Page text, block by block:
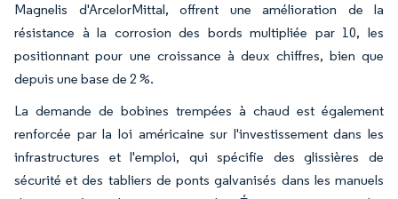
Magnelis d'ArcelorMittal, offrent une amélioration de la
résistance à la corrosion des bords multipliée par 10, les
positionnant pour une croissance à deux chiffres, bien que
depuis une base de 2 %.
La demande de bobines trempées à chaud est également
renforcée par la loi américaine sur l'investissement dans les
infrastructures et l'emploi, qui spécifie des glissières de
sécurité et des tabliers de ponts galvanisés dans les manuels